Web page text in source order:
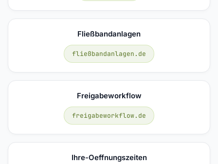
Fließbandanlagen
fließbandanlagen.de
Freigabeworkflow
freigabeworkflow.de
Ihre-Oeffnungszeiten